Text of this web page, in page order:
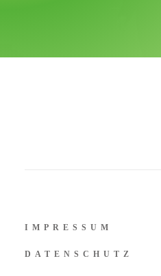
IMPRESSUM
DATENSCHUTZ